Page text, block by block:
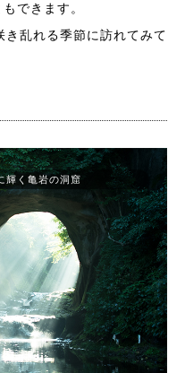
できます。
乱れる季節に訪れてみて
輝く亀岩の洞窟